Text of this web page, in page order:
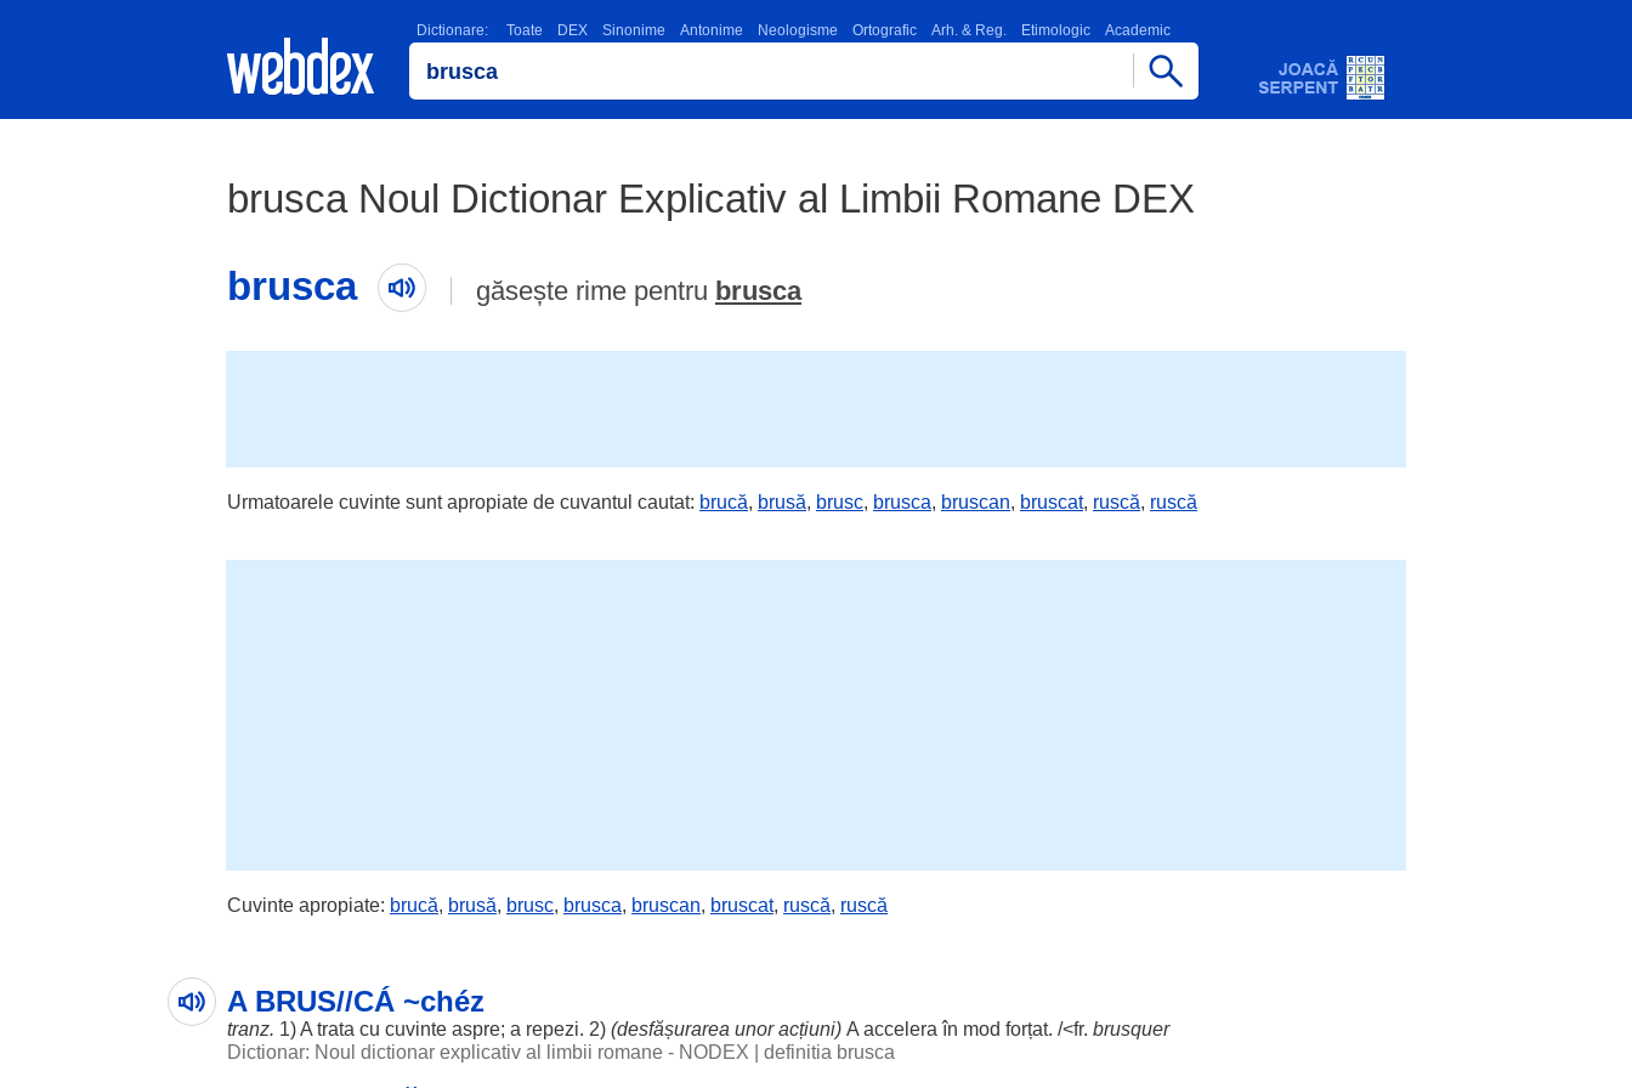
Dictionare: Toate DEX Sinonime Antonime Neologisme Ortografic Arh. & Reg. Etimologic Academic
brusca Noul Dictionar Explicativ al Limbii Romane DEX
brusca
găsește rime pentru brusca
Urmatoarele cuvinte sunt apropiate de cuvantul cautat: brucă, brusă, brusc, brusca, bruscan, bruscat, ruscă, ruscă
Cuvinte apropiate: brucă, brusă, brusc, brusca, bruscan, bruscat, ruscă, ruscă
A BRUS//CÁ ~chéz
tranz. 1) A trata cu cuvinte aspre; a repezi. 2) (desfășurarea unoracțiuni) A accelera în mod forțat. /<fr. brusquer
Dictionar: Noul dictionar explicativ al limbii romane - NODEX
definitia brusca